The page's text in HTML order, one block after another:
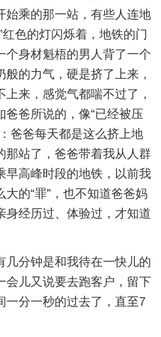
始乘的那一站，有些人连地
色的灯闪烁着，地铁的门
个身材魁梧的男人背了一个
的力气，硬是挤了上来，
来，感觉气都喘不过了，
爸所说的，像“已经被压
爸爸每天都是这么挤上地
那站了，爸爸带着我从人群
早高峰时段的地铁，以前我
的“罪”，也不知道爸爸妈
身经历过、体验过，才知道
几分钟是和我待在一快儿的
会儿又说要去跑客户，留下
一分一秒的过去了，直至7